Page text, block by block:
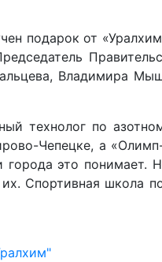
подарок от
Владимира
технолог по
Чепецке, а
города это понимает.
Спортивная школа